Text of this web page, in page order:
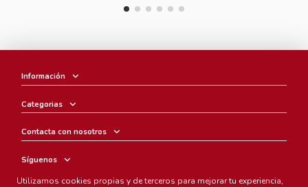
Información
Categorias
Contacta con nosotros
Síguenos
Utilizamos cookies propias y de terceros para mejorar tu experiencia,